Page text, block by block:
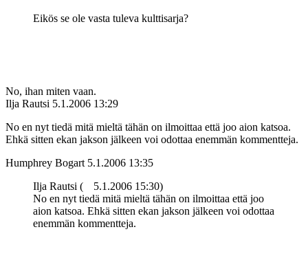
Eikös se ole vasta tuleva kulttisarja?
No, ihan miten vaan.
Ilja Rautsi 5.1.2006 13:29
No en nyt tiedä mitä mieltä tähän on ilmoittaa että joo aion katsoa.
Ehkä sitten ekan jakson jälkeen voi odottaa enemmän kommentteja.
Humphrey Bogart 5.1.2006 13:35
Ilja Rautsi (
5.1.2006 15:30)
No en nyt tiedä mitä mieltä tähän on ilmoittaa että joo
aion katsoa. Ehkä sitten ekan jakson jälkeen voi odottaa
enemmän kommentteja.